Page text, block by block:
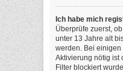
Ich habe mich
Überprüfe zuerst,
unter 13 Jahre alt
werden. Bei einigen
Aktivierung nötig ist
Filter blockiert